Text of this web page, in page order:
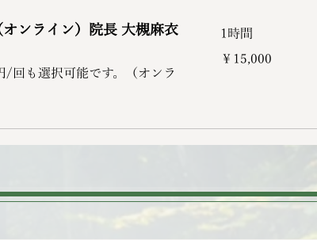
ンライン）院長 大槻麻衣
回も選択可能です。（オンラ
1時間
円
￥15,000